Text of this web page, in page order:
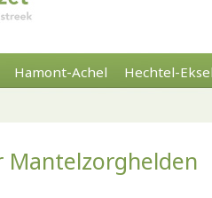
Hamont-Achel Hechtel-
Mantelzorghelden